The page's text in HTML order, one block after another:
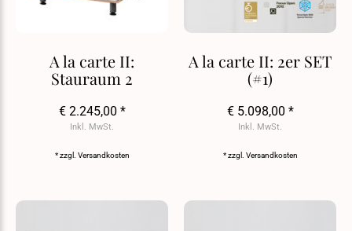
A la carte II:
Stauraum 2
€ 2.245,00 *
Inkl. MwSt.
* zzgl. Versandkosten
A la carte II: 2er SET
(#1)
€ 5.098,00 *
Inkl. MwSt.
* zzgl. Versandkosten